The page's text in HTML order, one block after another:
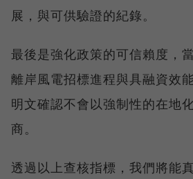
展，與可供驗證的紀錄。
最後是強化政策的可信賴度，
離岸風電招標進程與具融資效
明文確認不會以強制性的在地
商。
透過以上查核指標，我們將能